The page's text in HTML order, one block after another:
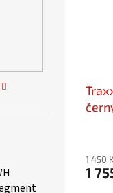
1 450
1